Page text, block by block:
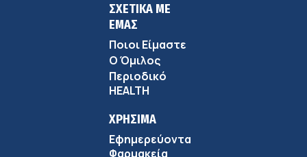
ΣΧΕΤΙΚΑ ΜΕ
ΕΜΑΣ
Ποιοι Είμαστε
Ο Όμιλος
Περιοδικό
HEALTH
ΧΡΗΣΙΜΑ
Εφημερεύοντα
Φαρμακεία